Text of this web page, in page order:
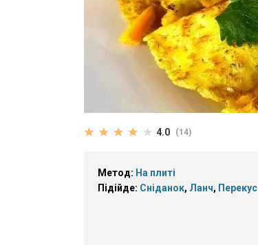
4.0 (14)
Метод: На плиті
Підійде: Сніданок, Ланч, Перекус